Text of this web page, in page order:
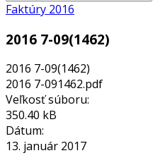
Faktúry 2016
2016 7-09(1462)
2016 7-09(1462)
2016 7-091462.pdf
Veľkosť súboru:
350.40 kB
Dátum:
13. január 2017